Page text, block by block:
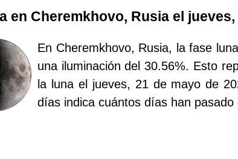
en Cheremkhovo, Rusia el
En Cheremkhovo, Rusia, la fase
una iluminación del 30.56%. Esto
la luna el jueves, 21 de mayo de
días indica cuántos días han pasado